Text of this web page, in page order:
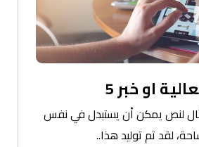
او خبر 5
لنص يمكن أن يستبدل في نفس
لقد تم توليد هذا..